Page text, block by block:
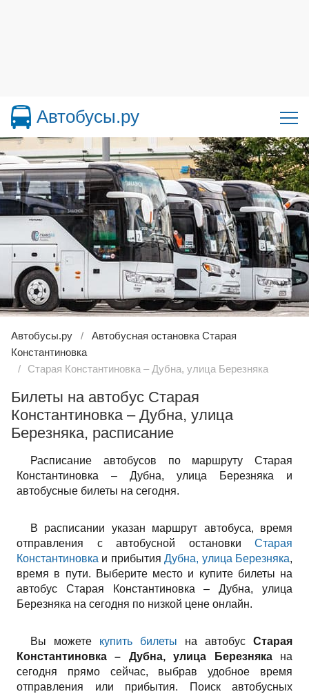
Автобусы.ру
Автобусы.ру
Автобусная остановка Старая
Константиновка
Старая Константиновка – Дубна, улица Березняка
Билеты на автобус Старая
Константиновка – Дубна, улица
Березняка, расписание
Расписание автобусов по маршруту Старая
Константиновка – Дубна, улица Березняка и
автобусные билеты на сегодня.
В расписании указан маршрут автобуса, время
отправления с автобусной остановки Старая
Константиновка и прибытияДубна, улица Березняка,
время в пути. Выберите место и купите билеты на
автобус Старая Константиновка – Дубна, улица
Березняка на сегодня по низкой цене онлайн.
Вы можете купить билеты на автобус Старая
Константиновка – Дубна, улица Березнякана
сегодня прямо сейчас, выбрав удобное время
отправления или прибытия. Поиск автобусных